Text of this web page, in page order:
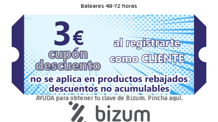
Baleares 48-72 horas
AYUDA para obtener tu clave de Bizum. Pincha aquí.